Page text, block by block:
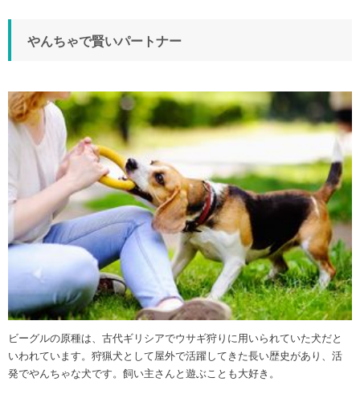
やんちゃで賢いパートナー
ビーグルの原種は、古代ギリシアでウサギ狩りに用いられていた犬だと
いわれています。狩猟犬として屋外で活躍してきた長い歴史があり、活
発でやんちゃな犬です。飼い主さんと遊ぶことも大好き。